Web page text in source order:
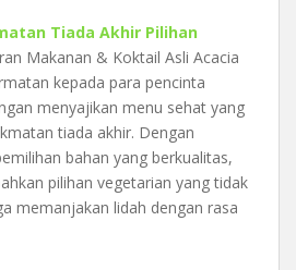
Tiada Akhir Pilihan
Makanan & Koktail Asli Acacia
kepada para pencinta
menyajikan menu sehat yang
tiada akhir. Dengan
bahan yang berkualitas,
pilihan vegetarian yang tidak
memanjakan lidah dengan rasa